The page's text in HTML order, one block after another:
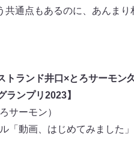
共通点もあるのに、あんま
トランド井口×とろサーモン
ンプリ2023】
サーモン）
「動画、はじめてみました」